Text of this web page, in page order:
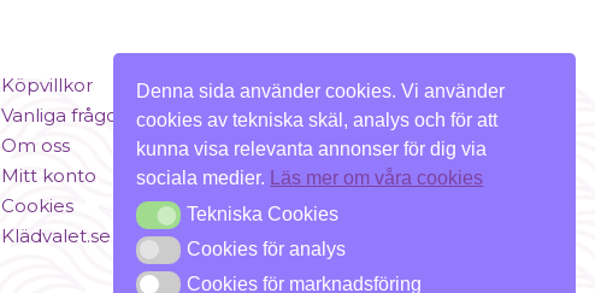
Köpvillkor
Vanliga frågor
Om oss
Mitt konto
Cookies
Klädvalet.se
Denna sida använder cookies. Vi använder
cookies av tekniska skäl, analys och för att
kunna visa relevanta annonser för dig via
sociala medier.
Läs mer om våra cookies
Tekniska Cookies
Tekniska Cookies
Cookies för analys
Cookies för analys
Cookies för marknadsföring
Cookies för marknadsföring